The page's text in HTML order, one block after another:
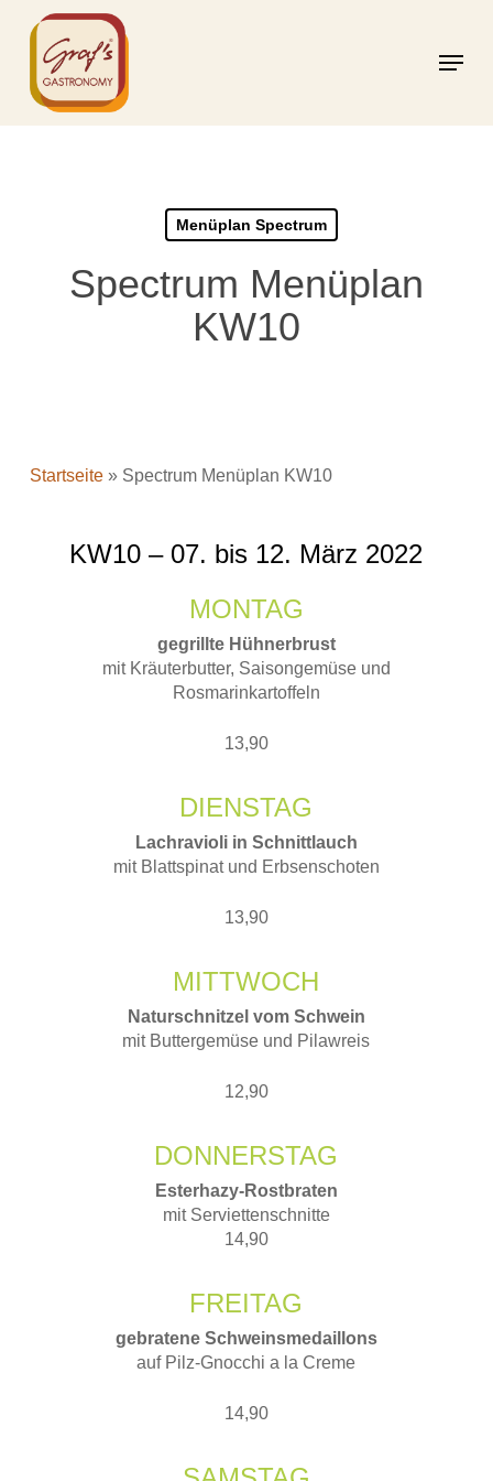
content
Menu
Menüplan Spectrum
Spectrum Menüplan
KW10
Startseite» Spectrum Menüplan KW10
KW10 – 07. bis 12. März 2022
MONTAG
gegrillte Hühnerbrust
mit Kräuterbutter, Saisongemüse und
Rosmarinkartoffeln
13,90
DIENSTAG
Lachravioli in Schnittlauch
mit Blattspinat und Erbsenschoten
13,90
MITTWOCH
Naturschnitzel vom Schwein
mit Buttergemüse und Pilawreis
12,90
DONNERSTAG
Esterhazy-Rostbraten
mit Serviettenschnitte
14,90
FREITAG
gebratene Schweinsmedaillons
auf Pilz-Gnocchi a la Creme
14,90